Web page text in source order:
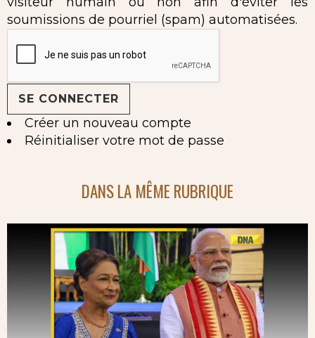
soumissions de pourriel (spam) automatisées.
Créer un nouveau compte
Réinitialiser votre mot de passe
DANS LA MÊME RUBRIQUE